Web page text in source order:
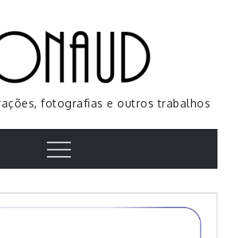
fotografias e outros trabalhos
Menu